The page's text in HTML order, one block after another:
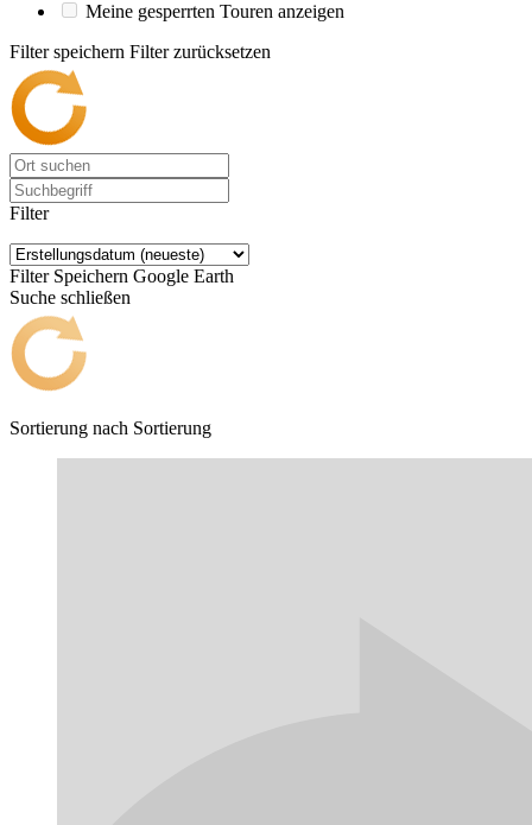
Meine gesperrten Touren anzeigen
Filter speichern Filter zurücksetzen
Filter
Filter Speichern Google Earth
Suche schließen
Sortierung nach Sortierung